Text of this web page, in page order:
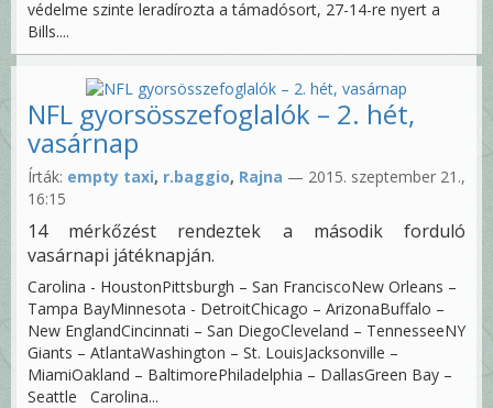
védelme szinte leradírozta a támadósort, 27-14-re nyert a
Bills....
NFL gyorsösszefoglalók – 2. hét,
vasárnap
Írták: empty taxi, r.baggio, Rajna — 2015. szeptember 21.,
16:15
14 mérkőzést rendeztek a második forduló
vasárnapi játéknapján.
Carolina - HoustonPittsburgh – San FranciscoNew Orleans –
Tampa BayMinnesota - DetroitChicago – ArizonaBuffalo –
New EnglandCincinnati – San DiegoCleveland – TennesseeNY
Giants – AtlantaWashington – St. LouisJacksonville –
MiamiOakland – BaltimorePhiladelphia – DallasGreen Bay –
Seattle Carolina...